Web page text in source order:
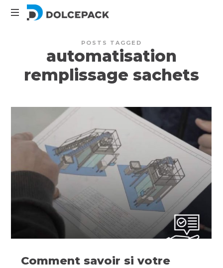
DolcePack
POSTS TAGGED
automatisation
remplissage sachets
Comment savoir si votre